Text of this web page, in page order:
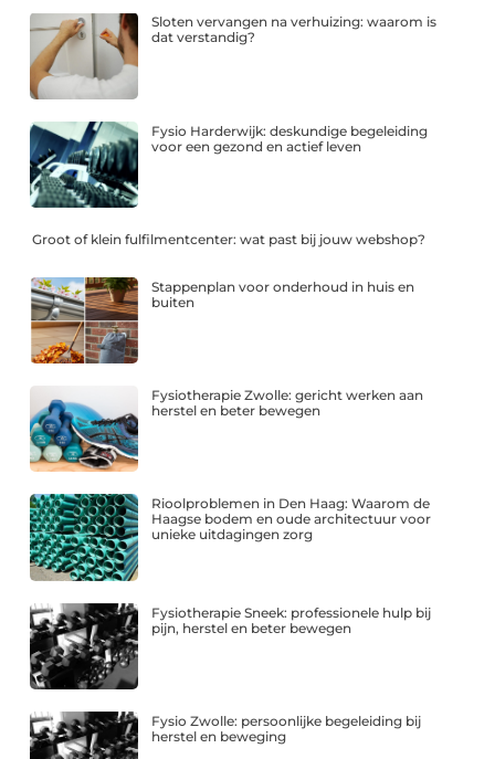
Sloten vervangen na verhuizing: waarom is
dat verstandig?
Fysio Harderwijk: deskundige begeleiding
voor een gezond en actief leven
Groot of klein fulfilmentcenter: wat past bij jouw webshop?
Stappenplan voor onderhoud in huis en
buiten
Fysiotherapie Zwolle: gericht werken aan
herstel en beter bewegen
Rioolproblemen in Den Haag: Waarom de
Haagse bodem en oude architectuur voor
unieke uitdagingen zorg
Fysiotherapie Sneek: professionele hulp bij
pijn, herstel en beter bewegen
Fysio Zwolle: persoonlijke begeleiding bij
herstel en beweging